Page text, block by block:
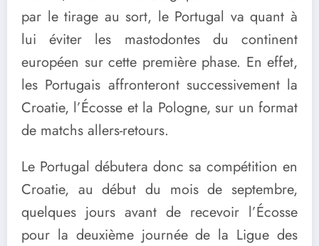
par le tirage au sort, le Portugal va quant à
lui éviter les mastodontes du continent
européen sur cette première phase. En effet,
les Portugais affronteront successivement la
Croatie, l’Écosse et la Pologne, sur un format
de matchs allers-retours.
Le Portugal débutera donc sa compétition en
Croatie, au début du mois de septembre,
quelques jours avant de recevoir l’Écosse
pour la deuxième journée de la Ligue des